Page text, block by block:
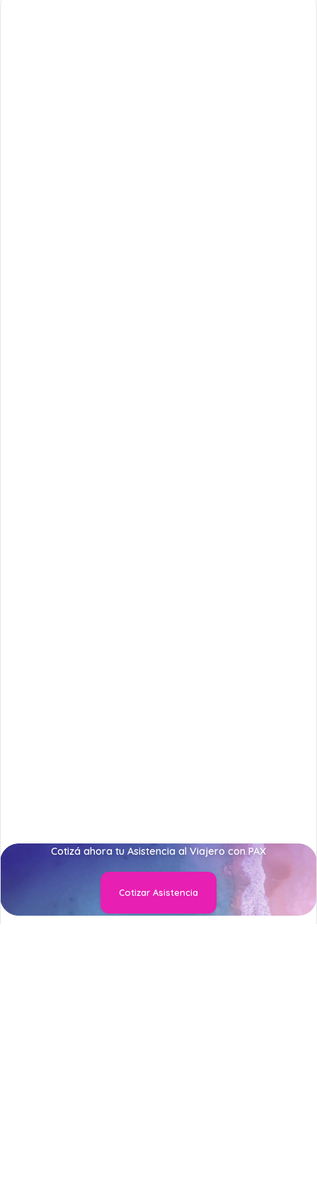
Cotizá ahora tu Asistencia al Viajero con PAX
Cotizar Asistencia